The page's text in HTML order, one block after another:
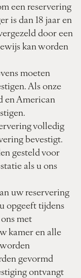
een reservering
is dan 18 jaar en
door een
kan worden
moeten
Als onze
en American
volledig
bevestigt.
gesteld voor
als u ons
uw reservering
opgeeft tijdens
met
kamer en alle
gevormd
ontvangt